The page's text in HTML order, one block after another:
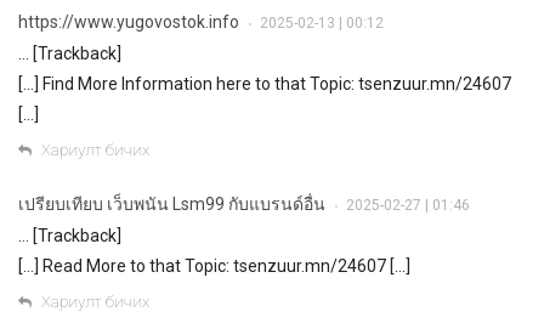
https://www.yugovostok.info • 2025-02-13 | 00:12
… [Trackback]
[…] Find More Information here to that Topic: tsenzuur.mn/24607
[…]
Хариулт бичих
เปรียบเทียบ เว็บพนัน Lsm99 กับแบรนด์อื่น • 2025-02-27 | 01:46
… [Trackback]
[…] Read More to that Topic: tsenzuur.mn/24607 […]
Хариулт бичих